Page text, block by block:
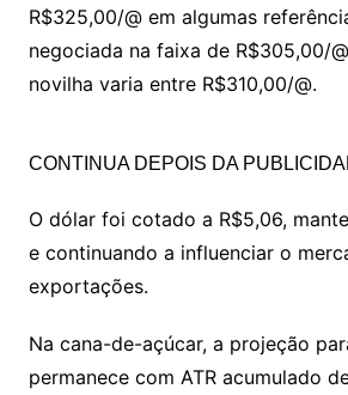
R$325,00/@ em algumas
negociada na faixa de R$305,00/
novilha varia entre R$310,00/@.
CONTINUA DEPOIS DA
O dólar foi cotado a R$5,06,
e continuando a influenciar o
exportações.
Na cana-de-açúcar, a projeção
permanece com ATR acumulado